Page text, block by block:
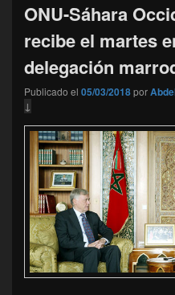
ONU-Sáhara
recibe el martes
delegación
Publicado el 05/03/2018por
↓